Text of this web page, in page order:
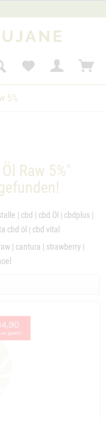
5%
Raw 5%"
| cbd | cbd Öl | cbdplus |
cbd öl | cbd vital
| cantura | strawberry |